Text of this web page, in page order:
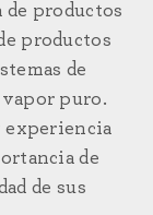
de productos
productos
de
puro.
experiencia
de
de sus